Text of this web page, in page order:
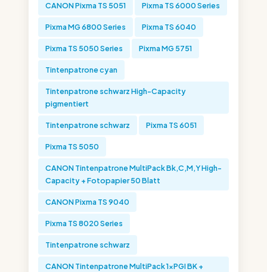
CANON Pixma TS 5051 Pixma TS 6000 Series
Pixma MG 6800 Series Pixma TS 6040
Pixma TS 5050 Series Pixma MG 5751
Tintenpatrone cyan
Tintenpatrone schwarz High-Capacity
pigmentiert
Tintenpatrone schwarz Pixma TS 6051
Pixma TS 5050
CANON Tintenpatrone MultiPack Bk,C,M,Y High-
Capacity + Fotopapier 50 Blatt
CANON Pixma TS 9040
Pixma TS 8020 Series
Tintenpatrone schwarz
CANON Tintenpatrone MultiPack 1xPGI BK +